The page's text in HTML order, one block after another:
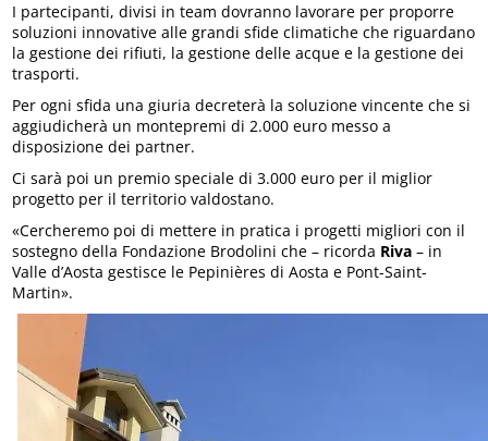
I partecipanti, divisi in team dovranno lavorare per proporre
soluzioni innovative alle grandi sfide climatiche che riguardano
la gestione dei rifiuti, la gestione delle acque e la gestione dei
trasporti.
Per ogni sfida una giuria decreterà la soluzione vincente che si
aggiudicherà un montepremi di 2.000 euro messo a
disposizione dei partner.
Ci sarà poi un premio speciale di 3.000 euro per il miglior
progetto per il territorio valdostano.
«Cercheremo poi di mettere in pratica i progetti migliori con il
sostegno della Fondazione Brodolini che – ricorda Riva – in
Valle d’Aosta gestisce le Pepinières di Aosta e Pont-Saint-
Martin».